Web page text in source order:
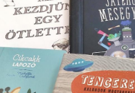
olvasó
családok
ajánlásával)